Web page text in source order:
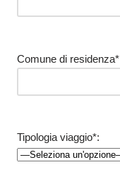
Comune di residenza*
Tipologia viaggio*: